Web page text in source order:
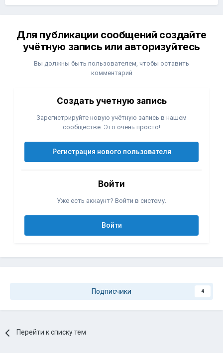
Для публикации сообщений создайте
учётную запись или авторизуйтесь
Вы должны быть пользователем, чтобы оставить
комментарий
Создать учетную запись
Зарегистрируйте новую учётную запись в нашем
сообществе. Это очень просто!
Регистрация нового пользователя
Войти
Уже есть аккаунт? Войти в систему.
Войти
Подписчики 4
Перейти к списку тем